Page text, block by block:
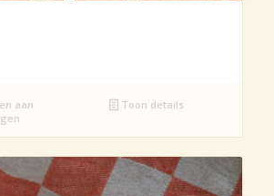
aan
Toon details